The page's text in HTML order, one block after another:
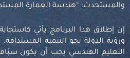
والمستحدث: “هندسة العمارة
إن إطلاق هذا البرنامج يأتي
ورؤية الدولة نحو التنمية
التعليم الهندسي يجب أن يكون